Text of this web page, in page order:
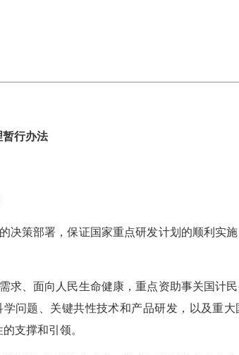
暂行办法
策部署，保证国家重点研发计划的顺利实施
、面向人民生命健康，重点资助事关国计民
问题、关键共性技术和产品研发，以及重
支撑和引领。